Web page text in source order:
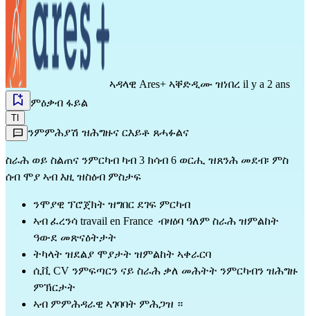
ኣዳላዊ Ares+ ኣቐድዲሙ ዝነበረ il y a 2 ans
ምዕቃብ ፋይል
TI
ንምምሕያሽ ዝሕግዙና ርእይቶ ጸሓፉልና
ስራሕ ወይ ስልጠና ንምርካብ ካብ 3 ክሳብ 6 ወርሒ ዝጸንሕ መደብ፡ ምስ
ሰብ ሞያ ኣብ እዚ ዝስዕብ ምስታፍ
ንሞያዊ ፕሮጀክት ዝግበር ደገፍ ምርካብ
ኣብ ፈረንሳ travail en France  ብዛዕባ ዓለም ስራሕ ዝምልከት
ዓውደ መጽናዕትታት
ትካላት ዝደልያ ሞያታት ዝምልከት ኣቀራርባ
ሲቪ CV ንምፍጣርን ናይ ስራሕ ቃለ መሕትት ንምርካብን ዝሕግዙ
ምኽርታት
ኣብ ምምሕዳራዊ ኣገባባት ምሕጋዝ ።